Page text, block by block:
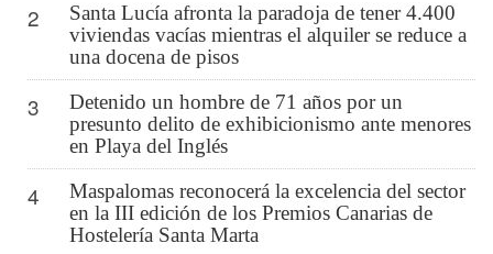
2
Santa Lucía afronta la paradoja de tener 4.400
viviendas vacías mientras el alquiler se reduce a
una docena de pisos
3
Detenido un hombre de 71 años por un
presunto delito de exhibicionismo ante menores
en Playa del Inglés
4
Maspalomas reconocerá la excelencia del sector
en la III edición de los Premios Canarias de
Hostelería Santa Marta